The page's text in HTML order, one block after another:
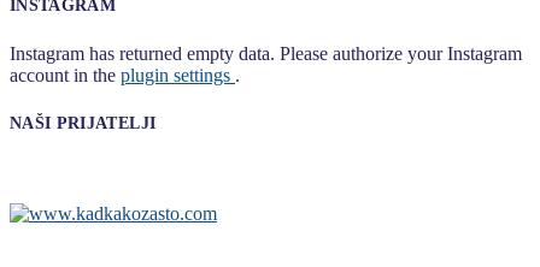
INSTAGRAM
Instagram has returned empty data. Please authorize your Instagram
account in the plugin settings .
NAŠI PRIJATELJI